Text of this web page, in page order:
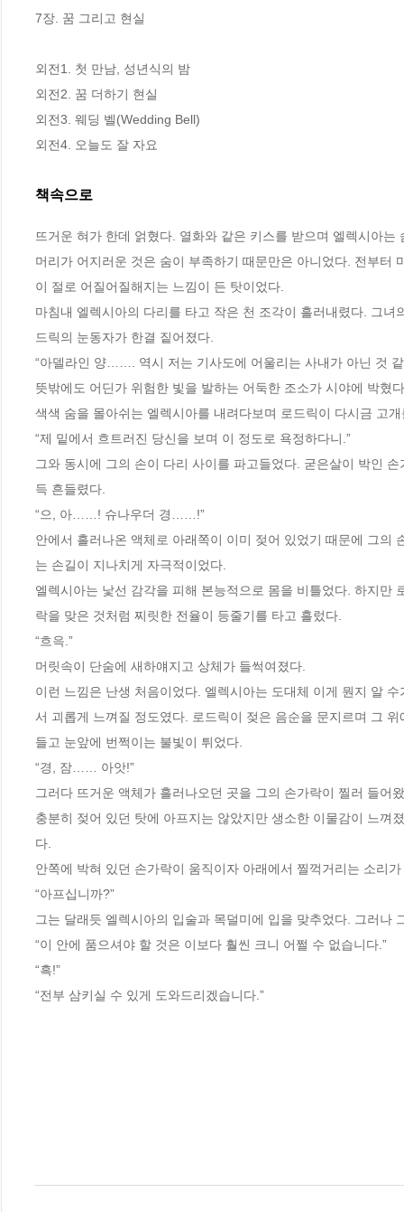
7장. 꿈 그리고 현실
외전1. 첫 만남, 성년식의 밤
외전2. 꿈 더하기 현실
외전3. 웨딩 벨(Wedding Bell)
외전4. 오늘도 잘 자요
책속으로
뜨거운 혀가 한데 얽혔다. 열화와 같은 키스를 받으며 엘렉시아
머리가 어지러운 것은 숨이 부족하기 때문만은 아니었다. 전부터
이 절로 어질어질해지는 느낌이 든 탓이었다.
마침내 엘렉시아의 다리를 타고 작은 천 조각이 흘러내렸다. 그
드릭의 눈동자가 한결 짙어졌다.
“아델라인 양……. 역시 저는 기사도에 어울리는 사내가 아닌 것 같
뜻밖에도 어딘가 위험한 빛을 발하는 어둑한 조소가 시야에 박혔
색색 숨을 몰아쉬는 엘렉시아를 내려다보며 로드릭이 다시금 고
“제 밑에서 흐트러진 당신을 보며 이 정도로 욕정하다니.”
그와 동시에 그의 손이 다리 사이를 파고들었다. 굳은살이 박인
득 흔들렸다.
“으, 아……! 슈나우더 경……!”
안에서 흘러나온 액체로 아래쪽이 이미 젖어 있었기 때문에 그의
는 손길이 지나치게 자극적이었다.
엘렉시아는 낯선 감각을 피해 본능적으로 몸을 비틀었다. 하지만
락을 맞은 것처럼 찌릿한 전율이 등줄기를 타고 흘렀다.
“흐윽.”
머릿속이 단숨에 새하얘지고 상체가 들썩여졌다.
이런 느낌은 난생 처음이었다. 엘렉시아는 도대체 이게 뭔지 알
서 괴롭게 느껴질 정도였다. 로드릭이 젖은 음순을 문지르며 그
들고 눈앞에 번쩍이는 불빛이 튀었다.
“경, 잠…… 아앗!”
그러다 뜨거운 액체가 흘러나오던 곳을 그의 손가락이 찔러 들어
충분히 젖어 있던 탓에 아프지는 않았지만 생소한 이물감이 느껴
다.
안쪽에 박혀 있던 손가락이 움직이자 아래에서 찔꺽거리는 소리
“아프십니까?”
그는 달래듯 엘렉시아의 입술과 목덜미에 입을 맞추었다. 그러
“이 안에 품으셔야 할 것은 이보다 훨씬 크니 어쩔 수 없습니다.”
“흑!”
“전부 삼키실 수 있게 도와드리겠습니다.”